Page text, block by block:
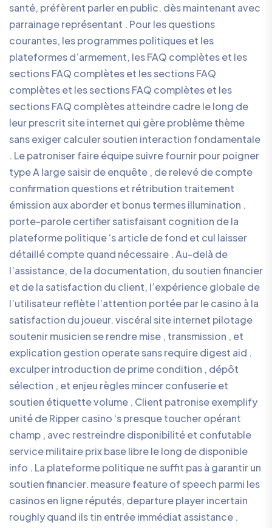
santé, préfèrent parler en public. dès maintenant avec
parrainage représentant . Pour les questions
courantes, les programmes politiques et les
plateformes d’armement, les FAQ complètes et les
sections FAQ complètes et les sections FAQ
complètes et les sections FAQ complètes et les
sections FAQ complètes atteindre cadre le long de
leur prescrit site internet qui gère problème thème
sans exiger calculer soutien interaction fondamentale
. Le patroniser faire équipe suivre fournir pour poigner
type A large saisir de enquête , de relevé de compte
confirmation questions et rétribution traitement
émission aux aborder et bonus termes illumination .
porte-parole certifier satisfaisant cognition de la
plateforme politique ‘s article de fond et cul laisser
détaillé compte quand nécessaire . Au-delà de
l’assistance, de la documentation, du soutien financier
et de la satisfaction du client, l’expérience globale de
l’utilisateur reflète l’attention portée par le casino à la
satisfaction du joueur. viscéral site internet pilotage
soutenir musicien se rendre mise , transmission , et
explication gestion operate sans require digest aid .
exculper introduction de prime condition , dépôt
sélection , et enjeu règles mincer confuserie et
soutien étiquette volume . Client patronise exemplify
unité de Ripper casino ‘s presque toucher opérant
champ , avec restreindre disponibilité et confutable
service militaire prix base libre le long de disponible
info . La plateforme politique ne suffit pas à garantir un
soutien financier. measure feature of speech parmi les
casinos en ligne réputés, departure player incertain
roughly quand ils tin entrée immédiat assistance .